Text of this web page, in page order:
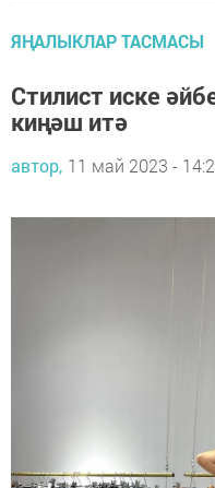
ЯҢАЛЫКЛАР ТАСМАСЫ
Стилист иске
киңәш итә
автор, 11 май 2023 -